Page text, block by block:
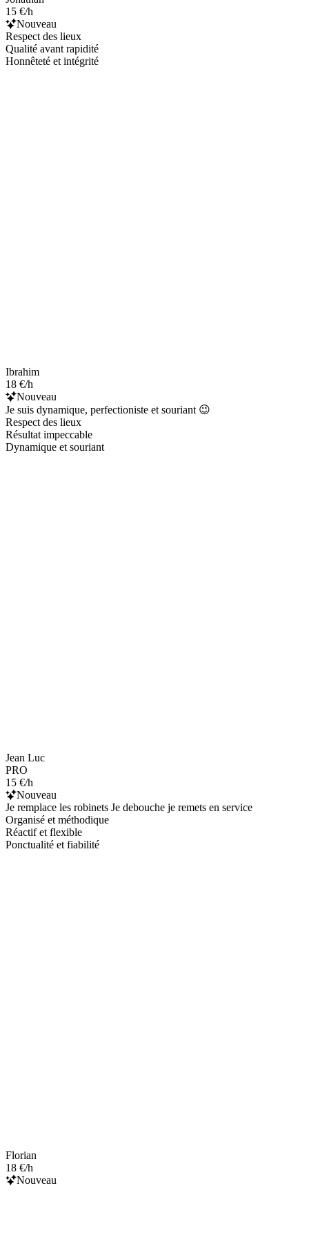
15 €/h
Nouveau
Respect des lieux
Qualité avant rapidité
Honnêteté et intégrité
Ibrahim
18 €/h
Nouveau
Je suis dynamique, perfectioniste et souriant 😉
Respect des lieux
Résultat impeccable
Dynamique et souriant
Jean Luc
PRO
15 €/h
Nouveau
Je remplace les robinets Je debouche je remets en service
Organisé et méthodique
Réactif et flexible
Ponctualité et fiabilité
Florian
18 €/h
Nouveau